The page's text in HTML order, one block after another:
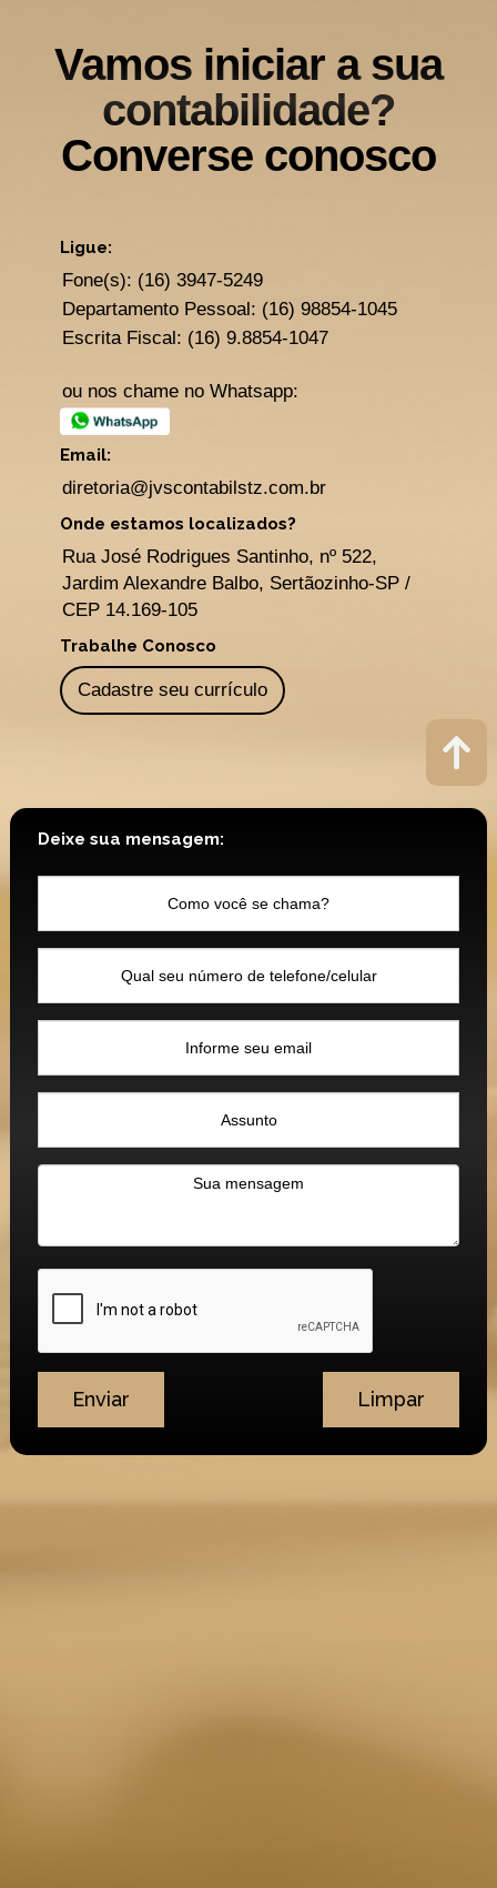
Vamos iniciar a sua
contabilidade?
Converse conosco
Ligue:
Fone(s): (16) 3947-5249
Departamento Pessoal: (16) 98854-1045
Escrita Fiscal: (16) 9.8854-1047
ou nos chame no Whatsapp:
Email:
diretoria@jvscontabilstz.com.br
Onde estamos localizados?
Rua José Rodrigues Santinho, nº 522,
Jardim Alexandre Balbo, Sertãozinho-SP /
CEP 14.169-105
Trabalhe Conosco
Cadastre seu currículo
Deixe sua mensagem: